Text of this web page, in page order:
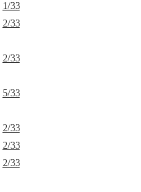
1/33
2/33
2/33
5/33
2/33
2/33
2/33